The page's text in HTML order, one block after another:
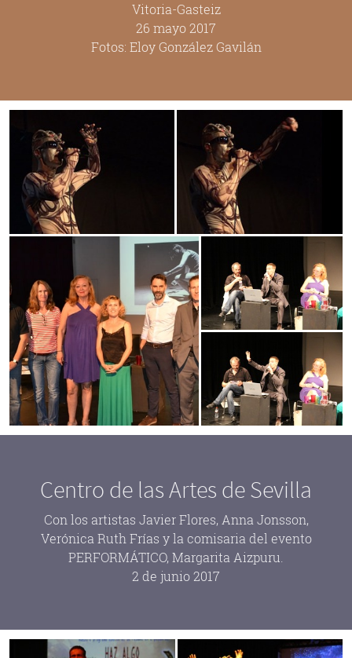
Vitoria-Gasteiz
26 mayo 2017
Fotos: Eloy González Gavilán
Centro de las Artes de Sevilla
Con los artistas Javier Flores, Anna Jonsson,
Verónica Ruth Frías y la comisaria del evento
PERFORMÁTICO, Margarita Aizpuru.
2 de junio 2017